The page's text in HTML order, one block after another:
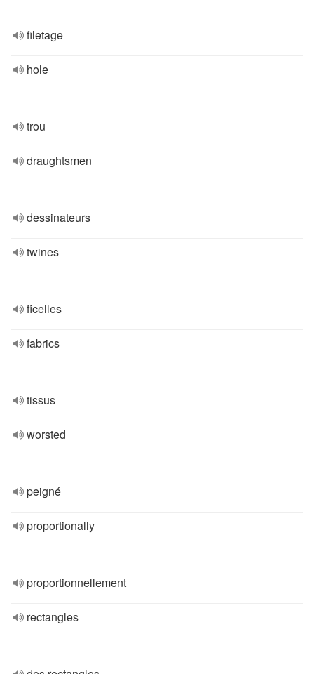
filetage
hole
trou
draughtsmen
dessinateurs
twines
ficelles
fabrics
tissus
worsted
peigné
proportionally
proportionnellement
rectangles